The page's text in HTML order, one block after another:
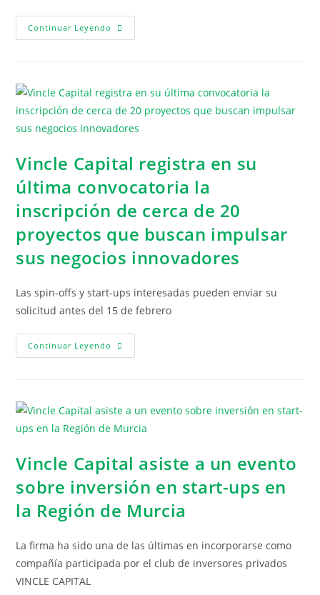
Continuar Leyendo
Vincle Capital registra en su
última convocatoria la
inscripción de cerca de 20
proyectos que buscan impulsar
sus negocios innovadores
Las spin-offs y start-ups interesadas pueden enviar su
solicitud antes del 15 de febrero
Continuar Leyendo
Vincle Capital asiste a un evento
sobre inversión en start-ups en
la Región de Murcia
La firma ha sido una de las últimas en incorporarse como
compañía participada por el club de inversores privados
VINCLE CAPITAL